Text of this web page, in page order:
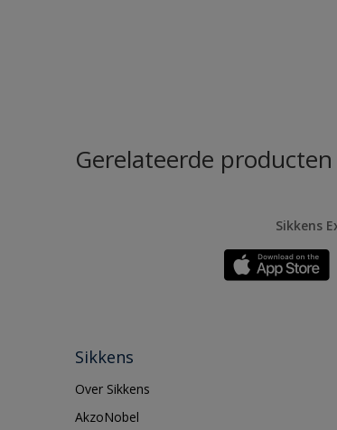
Gerelateerde producten
Sikkens
Sikkens
Over Sikkens
AkzoNobel